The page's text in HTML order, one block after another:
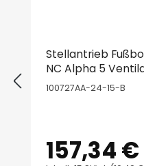
Stellantrieb
NC Alpha 5
Stück
100727AA-24-15-B
Regulärer Preis:
157,34 €